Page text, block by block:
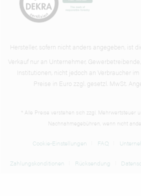
Hersteller, sofern nicht anders angegeben, ist
Verkauf nur an Unternehmer,
Institutionen, nicht jedoch an Verbraucher im
Preise in Euro zzgl. gesetzl. MwSt.
* Alle Preise verstehen sich zzgl. Mehrwertsteuer
Nachnahmegebühren, wenn nicht
Cookie-Einstellungen FAQ
Zahlungskonditionen Rücksendung